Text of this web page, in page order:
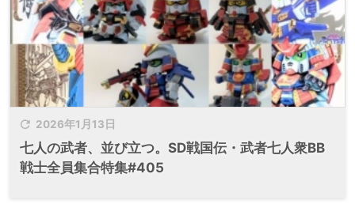
 2026年1月13日
七人の武者、並び立つ。SD戦国伝・武者七人衆BB
戦士全員集合特集#405